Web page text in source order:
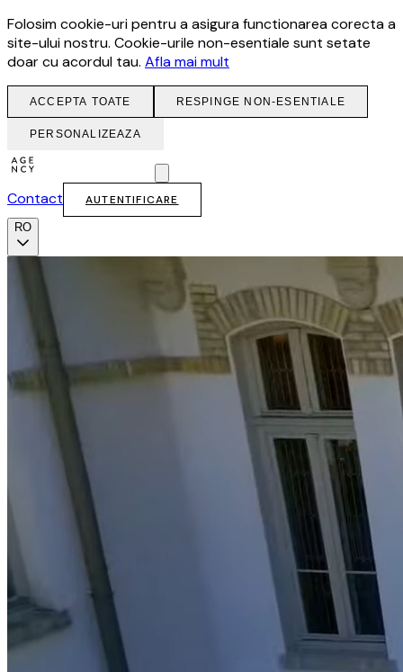
Folosim cookie-uri pentru a asigura functionarea corecta a
site-ului nostru. Cookie-urile non-esentiale sunt setate
doar cu acordul tau. Afla mai mult
ACCEPTA TOATE RESPINGE NON-ESENTIALE
PERSONALIZEAZA
Contact AUTENTIFICARE
RO